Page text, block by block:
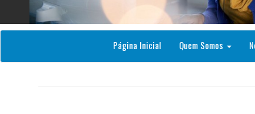
Página Inicial Quem Somos